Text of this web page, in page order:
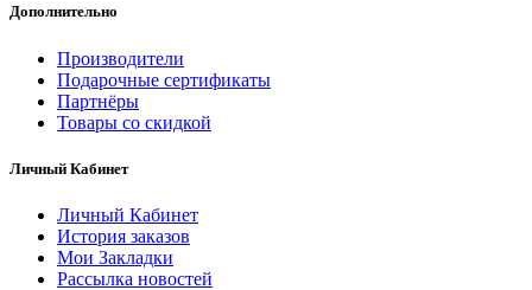
Дополнительно
Производители
Подарочные сертификаты
Партнёры
Товары со скидкой
Личный Кабинет
Личный Кабинет
История заказов
Мои Закладки
Рассылка новостей